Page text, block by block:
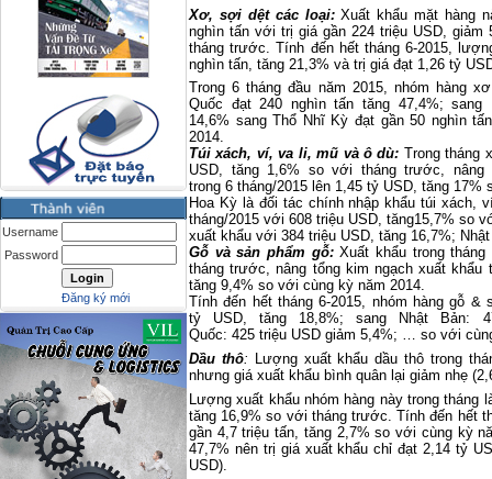
Username
Password
Đăng ký mới
Xơ, sợi dệt các loại: Xuất khẩu mặt hàng
nghìn tấn với trị giá gần 224 triệu USD,
tháng trước. Tính đến hết tháng 6-2015,
nghìn tấn, tăng 21,3% và trị giá đạt 1,26 tỷ
Trong 6 tháng đầu năm 2015, nhóm hàng
Quốc đạt 240 nghìn tấn tăng 47,4%;
14,6% sang Thổ Nhĩ Kỳ đạt gần 50 nghìn
2014.
Túi xách, ví, va li, mũ và ô dù: Trong tháng
USD, tăng 1,6% so với tháng trước,
trong 6 tháng/2015 lên 1,45 tỷ USD, tăng
Hoa Kỳ là đối tác chính nhập khẩu túi xách,
tháng/2015 với 608 triệu USD, tăng15,7% so
xuất khẩu với 384 triệu USD, tăng 16,7%;
Gỗ và sản phẩm gỗ: Xuất khẩu trong
tháng trước, nâng tổng kim ngạch xuất khẩu
tăng 9,4% so với cùng kỳ năm 2014.
Tính đến hết tháng 6-2015, nhóm hàng gỗ
tỷ USD, tăng 18,8%; sang Nhật Bản:
Quốc: 425 triệu USD giảm 5,4%; … so với
Dầu thô:
Lượng xuất khẩu dầu thô trong
nhưng giá xuất khẩu bình quân lại giảm nhẹ
Lượng xuất khẩu nhóm hàng này trong tháng
tăng 16,9% so với tháng trước. Tính đến hết
gần 4,7 triệu tấn, tăng 2,7% so với cùng kỳ
47,7% nên trị giá xuất khẩu chỉ đạt 2,14 tỷ
USD).